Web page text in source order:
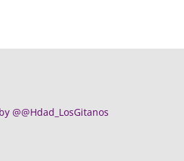
@@Hdad_LosGitanos